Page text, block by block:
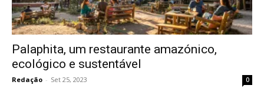
Palaphita, um restaurante amazónico,
ecológico e sustentável
Redação - Set 25, 2023 0